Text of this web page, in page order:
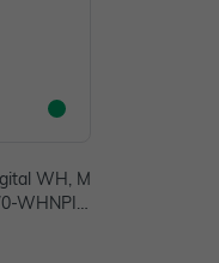
WH, M
WHNPI0